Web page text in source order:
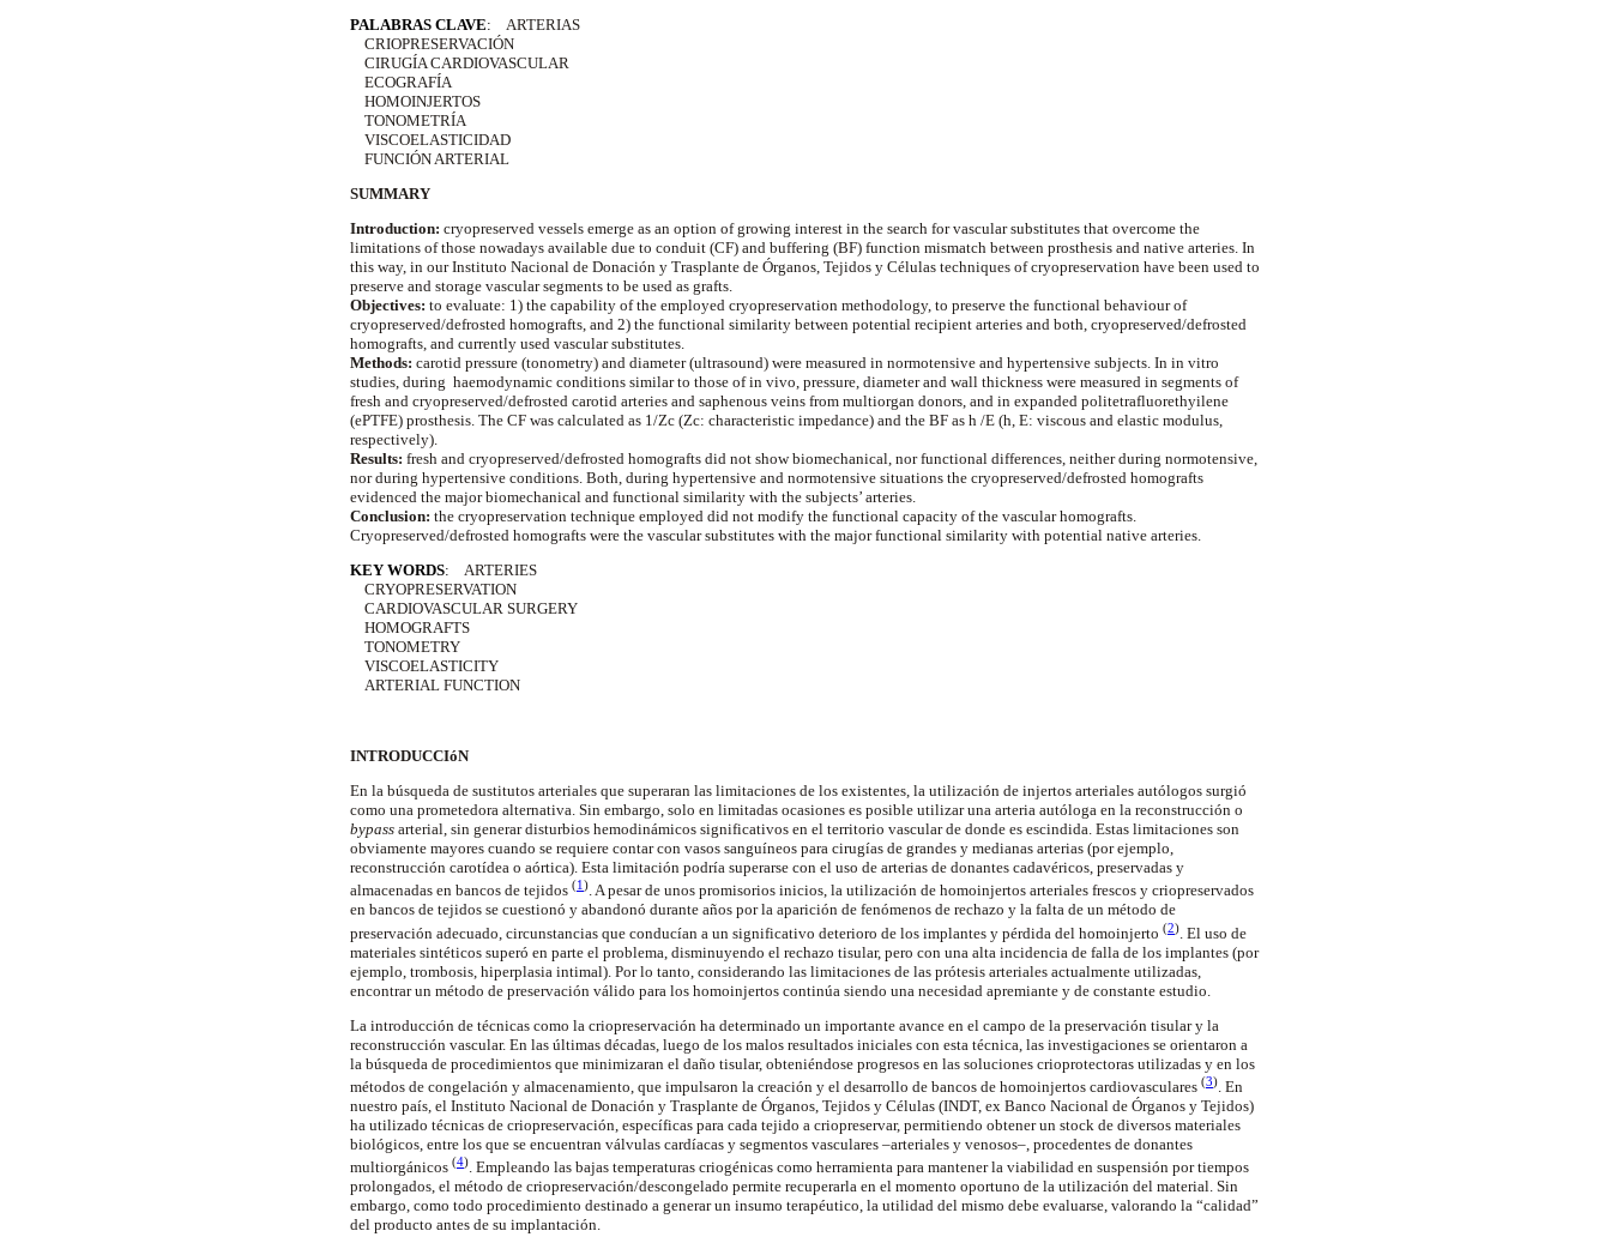
PALABRAS CLAVE:
ARTERIAS
CRIOPRESERVACIÓN
CIRUGÍA CARDIOVASCULAR
ECOGRAFÍA
HOMOINJERTOS
TONOMETRÍA
VISCOELASTICIDAD
FUNCIÓN ARTERIAL
SUMMARY
Introduction: cryopreserved vessels emerge as an option of growing interest in the search for vascular substitutes that overcome the
limitations of those nowadays available due to conduit (CF) and buffering (BF) function mismatch between prosthesis and native arteries. In
this way, in our Instituto Nacional de Donación y Trasplante de Órganos, Tejidos y Células techniques of cryopreservation have been used to
preserve and storage vascular segments to be used as grafts.
Objectives: to evaluate: 1) the capability of the employed cryopreservation methodology, to preserve the functional behaviour of
cryopreserved/defrosted homografts, and 2) the functional similarity between potential recipient arteries and both, cryopreserved/defrosted
homografts, and currently used vascular substitutes.
Methods: carotid pressure (tonometry) and diameter (ultrasound) were measured in normotensive and hypertensive subjects. In in vitro
studies, during haemodynamic conditions similar to those of in vivo, pressure, diameter and wall thickness were measured in segments of
fresh and cryopreserved/defrosted carotid arteries and saphenous veins from multiorgan donors, and in expanded politetrafluorethyilene
(ePTFE) prosthesis. The CF was calculated as 1/Zc (Zc: characteristic impedance) and the BF as h /E (h, E: viscous and elastic modulus,
respectively).
Results: fresh and cryopreserved/defrosted homografts did not show biomechanical, nor functional differences, neither during normotensive,
nor during hypertensive conditions. Both, during hypertensive and normotensive situations the cryopreserved/defrosted homografts
evidenced the major biomechanical and functional similarity with the subjects’ arteries.
Conclusion: the cryopreservation technique employed did not modify the functional capacity of the vascular homografts.
Cryopreserved/defrosted homografts were the vascular substitutes with the major functional similarity with potential native arteries.
KEY WORDS: ARTERIES
CRYOPRESERVATION
CARDIOVASCULAR SURGERY
HOMOGRAFTS
TONOMETRY
VISCOELASTICITY
ARTERIAL FUNCTION
INTRODUCCIóN
En la búsqueda de sustitutos arteriales que superaran las limitaciones de los existentes, la utilización de injertos arteriales autólogos surgió
como una prometedora alternativa. Sin embargo, solo en limitadas ocasiones es posible utilizar una arteria autóloga en la reconstrucción o
bypass arterial, sin generar disturbios hemodinámicos significativos en el territorio vascular de donde es escindida. Estas limitaciones son
obviamente mayores cuando se requiere contar con vasos sanguíneos para cirugías de grandes y medianas arterias (por ejemplo,
reconstrucción carotídea o aórtica). Esta limitación podría superarse con el uso de arterias de donantes cadavéricos, preservadas y
almacenadas en bancos de tejidos (1). A pesar de unos promisorios inicios, la utilización de homoinjertos arteriales frescos y criopreservados
en bancos de tejidos se cuestionó y abandonó durante años por la aparición de fenómenos de rechazo y la falta de un método de
preservación adecuado, circunstancias que conducían a un significativo deterioro de los implantes y pérdida del homoinjerto (2) . El uso de
materiales sintéticos superó en parte el problema, disminuyendo el rechazo tisular, pero con una alta incidencia de falla de los implantes (por
ejemplo, trombosis, hiperplasia intimal). Por lo tanto, considerando las limitaciones de las prótesis arteriales actualmente utilizadas,
encontrar un método de preservación válido para los homoinjertos continúa siendo una necesidad apremiante y de constante estudio.
La introducción de técnicas como la criopreservación ha determinado un importante avance en el campo de la preservación tisular y la
reconstrucción vascular. En las últimas décadas, luego de los malos resultados iniciales con esta técnica, las investigaciones se orientaron a
la búsqueda de procedimientos que minimizaran el daño tisular, obteniéndose progresos en las soluciones crioprotectoras utilizadas y en los
métodos de congelación y almacenamiento, que impulsaron la creación y el desarrollo de bancos de homoinjertos cardiovasculares (3). En
nuestro país, el Instituto Nacional de Donación y Trasplante de Órganos, Tejidos y Células (INDT, ex Banco Nacional de Órganos y Tejidos)
ha utilizado técnicas de criopreservación, específicas para cada tejido a criopreservar, permitiendo obtener un stock de diversos materiales
biológicos, entre los que se encuentran válvulas cardíacas y segmentos vasculares –arteriales y venosos–, procedentes de donantes
multiorgánicos (4). Empleando las bajas temperaturas criogénicas como herramienta para mantener la viabilidad en suspensión por tiempos
prolongados, el método de criopreservación/descongelado permite recuperarla en el momento oportuno de la utilización del material. Sin
embargo, como todo procedimiento destinado a generar un insumo terapéutico, la utilidad del mismo debe evaluarse, valorando la “calidad”
del producto antes de su implantación.